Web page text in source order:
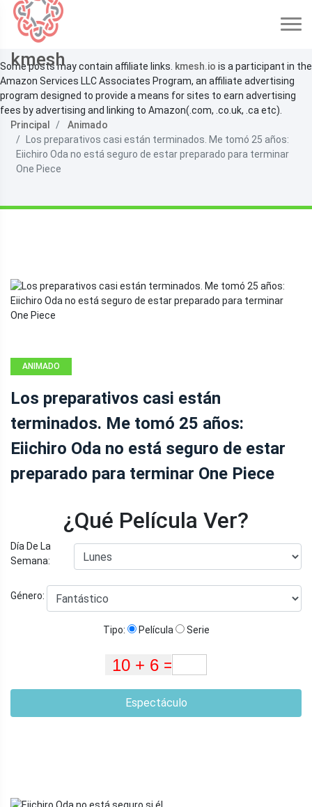
kmesh
Some posts may contain affiliate links. kmesh.io is a participant in the
Amazon Services LLC Associates Program, an affiliate advertising
program designed to provide a means for sites to earn advertising
fees by advertising and linking to Amazon(.com, .co.uk, .ca etc).
Principal
Animado
Los preparativos casi están terminados. Me tomó 25 años:
Eiichiro Oda no está seguro de estar preparado para terminar
One Piece
ANIMADO
Los preparativos casi están
terminados. Me tomó 25 años:
Eiichiro Oda no está seguro de estar
preparado para terminar One Piece
¿Qué Película Ver?
Día De La
Semana:
Género:
Tipo: Película Serie
Espectáculo